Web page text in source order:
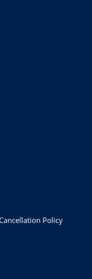
Policy